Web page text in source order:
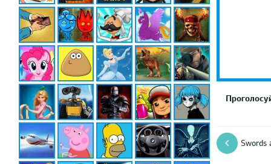
Swords